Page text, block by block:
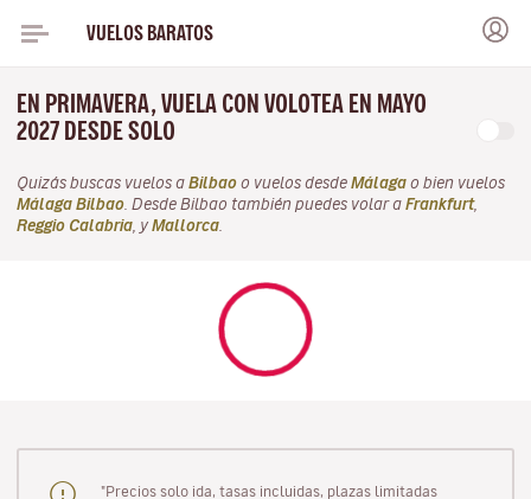
VUELOS BARATOS
EN PRIMAVERA, VUELA CON VOLOTEA EN MAYO
2027 DESDE SOLO
Quizás buscas vuelos a Bilbao o vuelos desde Málaga o bien vuelos
Málaga Bilbao . Desde Bilbao también puedes volar a Frankfurt,
Reggio Calabria , y Mallorca
"Precios solo ida, tasas incluidas, plazas limitadas